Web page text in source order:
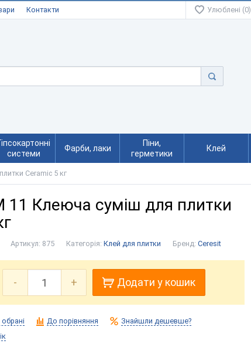
Контакти Улюблені (0)
системи
Фарби, лаки
Піни,
герметики
Клей
Ceramic 5 кг
11 Клеюча суміш для плитки
Артикул: 875 Категорія: Клей для плитки Бренд: Ceresit
- + Додати у кошик
До порівняння
Знайшли дешевше?